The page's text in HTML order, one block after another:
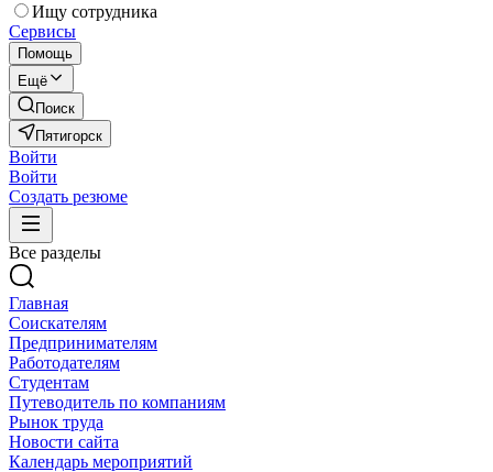
Ищу сотрудника
Сервисы
Помощь
Ещё
Поиск
Пятигорск
Войти
Войти
Создать резюме
Все разделы
Главная
Соискателям
Предпринимателям
Работодателям
Студентам
Путеводитель по компаниям
Рынок труда
Новости сайта
Календарь мероприятий